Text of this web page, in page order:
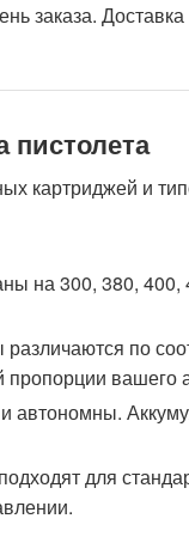
заказа.
картриджей и
на 300, 380,
различаются по
пропорции вашего
автономны.
для